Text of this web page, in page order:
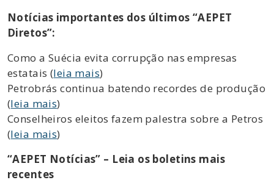
Notícias importantes dos últimos “AEPET
Diretos”:
Como a Suécia evita corrupção nas empresas
estatais (leia mais)
Petrobrás continua batendo recordes de produção
(leia mais)
Conselheiros eleitos fazem palestra sobre a Petros
(leia mais)
“AEPET Notícias” – Leia os boletins mais
recentes